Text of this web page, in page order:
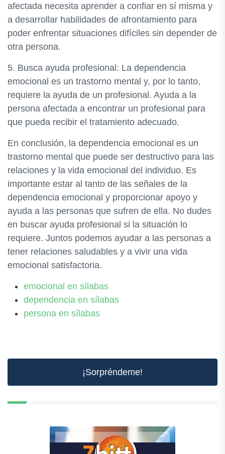
afectada necesita aprender a confiar en sí misma y
a desarrollar habilidades de afrontamiento para
poder enfrentar situaciones difíciles sin depender de
otra persona.
5. Busca ayuda profesional: La dependencia
emocional es un trastorno mental y, por lo tanto,
requiere la ayuda de un profesional. Ayuda a la
persona afectada a encontrar un profesional para
que pueda recibir el tratamiento adecuado.
En conclusión, la dependencia emocional es un
trastorno mental que puede ser destructivo para las
relaciones y la vida emocional del individuo. Es
importante estar al tanto de las señales de la
dependencia emocional y proporcionar apoyo y
ayuda a las personas que sufren de ella. No dudes
en buscar ayuda profesional si la situación lo
requiere. Juntos podemos ayudar a las personas a
tener relaciones saludables y a vivir una vida
emocional satisfactoria.
emocional en sílabas
dependencia en sílabas
persona en sílabas
¡Sorpréndeme!